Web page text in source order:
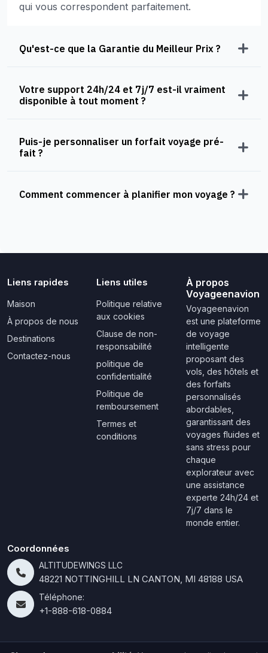
qui vous correspondent parfaitement.
Qu'est-ce que la Garantie du Meilleur Prix ?
Votre support 24h/24 et 7j/7 est-il vraiment
disponible à tout moment ?
Puis-je personnaliser un forfait voyage pré-
fait ?
Comment commencer à planifier mon voyage ?
Liens rapides
Maison
À propos de nous
Destinations
Contactez-nous
Liens utiles
Politique relative
aux cookies
Clause de non-
responsabilité
politique de
confidentialité
Politique de
remboursement
Termes et
conditions
À propos
Voyageenavion
Voyageenavion
est une plateforme
de voyage
intelligente
proposant des
vols, des hôtels et
des forfaits
personnalisés
abordables,
garantissant des
voyages fluides et
sans stress pour
chaque
explorateur avec
une assistance
experte 24h/24 et
7j/7 dans le
monde entier.
Coordonnées
ALTITUDEWINGS LLC
48221 NOTTINGHILL LN CANTON, MI 48188 USA
Téléphone:
+1-888-618-0884